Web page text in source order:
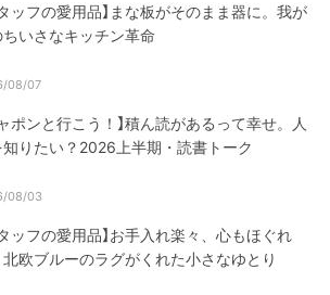
タッフの愛用品】まな板がそのまま器に。我が
いさなキッチン革命
08/07
ャポンと行こう！】積ん読があるって幸せ。人
知りたい？2026上半期・読書トーク
08/03
タッフの愛用品】お手入れ楽々、心もほぐれ
北欧ブルーのラグがくれた小さなゆとり